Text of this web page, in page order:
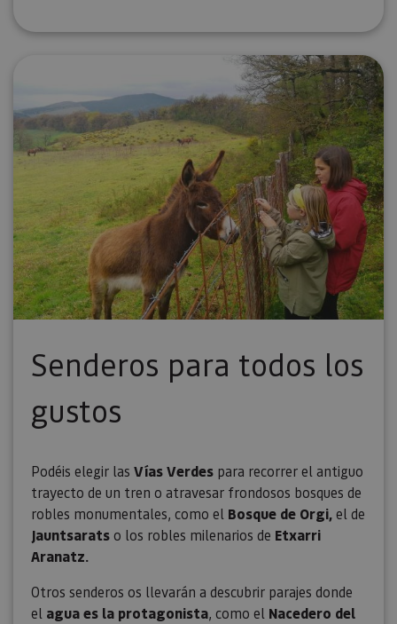
Senderos para todos los
gustos
Podéis elegir las Vías Verdes para recorrer el antiguo
trayecto de un tren o atravesar frondosos bosques de
robles monumentales, como el Bosque de Orgi,el de
Jauntsaratso los robles milenarios de Etxarri
Aranatz.
Otros senderos os llevarán a descubrir parajes donde
el agua es la protagonista, como el Nacedero del